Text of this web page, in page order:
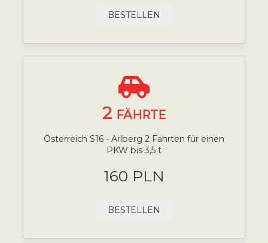
BESTELLEN
2 FÄHRTE
Österreich S16 - Arlberg 2 Fahrten für einen
PKW bis 3,5 t
160 PLN
BESTELLEN